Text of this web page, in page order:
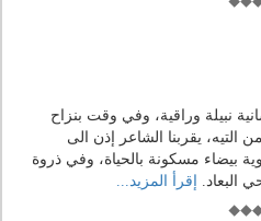
نبيلة وراقية، وفي وقت بنزاح
التيه، يقربنا الشاعر إذن الى
بيضاء مسكونة بالحياة، وفي ذروة
البعاد.
إقرأ المزيد...